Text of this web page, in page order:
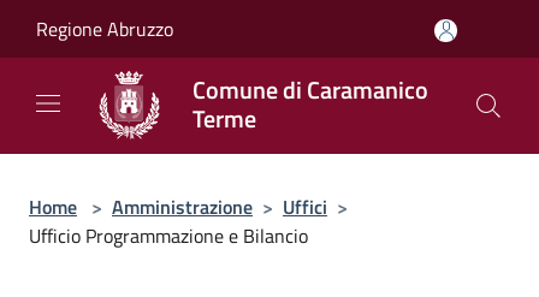
Regione Abruzzo
Comune di Caramanico
Terme
Home > Amministrazione > Uffici >
Ufficio Programmazione e Bilancio